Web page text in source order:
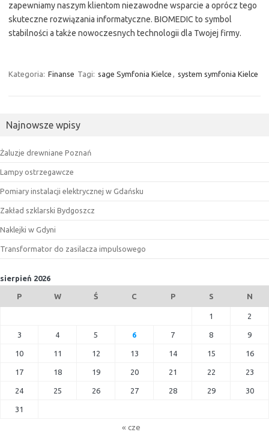
zapewniamy naszym klientom niezawodne wsparcie a oprócz tego
skuteczne rozwiązania informatyczne. BIOMEDIC to symbol
stabilności a także nowoczesnych technologii dla Twojej firmy.
Kategoria: Finanse Tagi: sage Symfonia Kielce , system symfonia Kielce
Najnowsze wpisy
Żaluzje drewniane Poznań
Lampy ostrzegawcze
Pomiary instalacji elektrycznej w Gdańsku
Zakład szklarski Bydgoszcz
Naklejki w Gdyni
Transformator do zasilacza impulsowego
sierpień 2026
P W Ś C P S N
1 2
3 4 5 6 7 8 9
10 11 12 13 14 15 16
17 18 19 20 21 22 23
24 25 26 27 28 29 30
31
« cze